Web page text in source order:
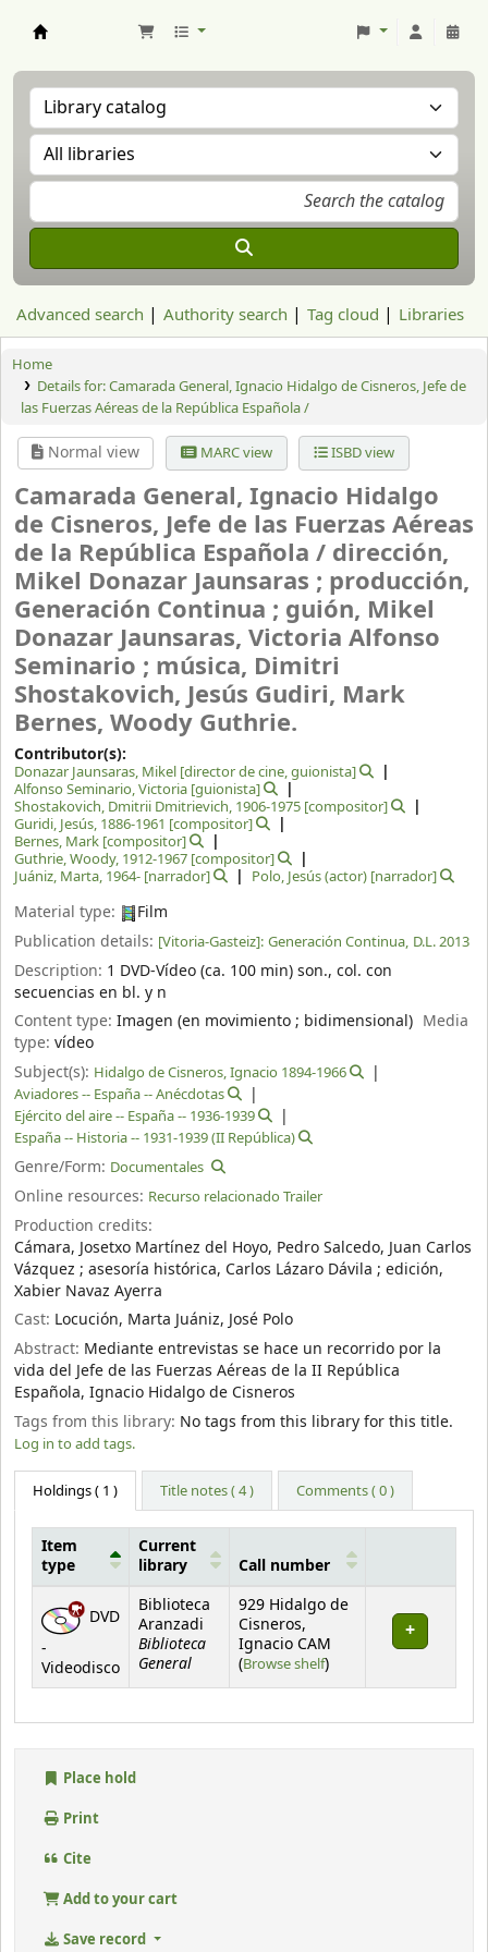
Advanced search Authority search Tag cloud Libraries
Home
Details for:Camarada General, Ignacio Hidalgo de Cisneros, Jefe de
las Fuerzas Aéreas de la República Española /
Normal view MARC view ISBD view
Camarada General, Ignacio Hidalgo
de Cisneros, Jefe de las Fuerzas Aéreas
de la República Española / dirección,
Mikel Donazar Jaunsaras ; producción,
Generación Continua ; guión, Mikel
Donazar Jaunsaras, Victoria Alfonso
Seminario ; música, Dimitri
Shostakovich, Jesús Gudiri, Mark
Bernes, Woody Guthrie.
Contributor(s):
Donazar Jaunsaras, Mikel [director de cine, guionista]
Alfonso Seminario, Victoria [guionista]
Shostakovich, Dmitrii Dmitrievich, 1906-1975 [compositor]
Guridi, Jesús, 1886-1961 [compositor]
Bernes, Mark [compositor]
Guthrie, Woody, 1912-1967 [compositor]
Juániz, Marta, 1964- [narrador] Polo, Jesús (actor)[narrador]
Material type:
Film
Publication details: [Vitoria-Gasteiz]: Generación Continua, D.L. 2013
Description: 1 DVD-Vídeo (ca. 100 min) son., col. con
secuencias en bl. y n
Content type: Imagen (en movimiento ; bidimensional) Media
type: vídeo
Subject(s): Hidalgo de Cisneros, Ignacio 1894-1966
Aviadores -- España -- Anécdotas
Ejército del aire -- España -- 1936-1939
España -- Historia -- 1931-1939 (II República)
Genre/Form: Documentales
Online resources: Recurso relacionado Trailer
Production credits:
Cámara, Josetxo Martínez del Hoyo, Pedro Salcedo, Juan Carlos
Vázquez ; asesoría histórica, Carlos Lázaro Dávila ; edición,
Xabier Navaz Ayerra
Cast: Locución, Marta Juániz, José Polo
Abstract: Mediante entrevistas se hace un recorrido por la
vida del Jefe de las Fuerzas Aéreas de la II República
Española, Ignacio Hidalgo de Cisneros
Tags from this library: No tags from this library for this title.
Log in to add tags.
Holdings( 1 ) Title notes ( 4 ) Comments ( 0 )
Holdings
Item
type
Current
library
Call number
DVD
-
Videodisco
Biblioteca
Aranzadi
Biblioteca
General
929 Hidalgo de
Cisneros,
Ignacio CAM
(Browse shelf(Opens below)
)
Place hold
Print
Cite
Add to your cart
Save record